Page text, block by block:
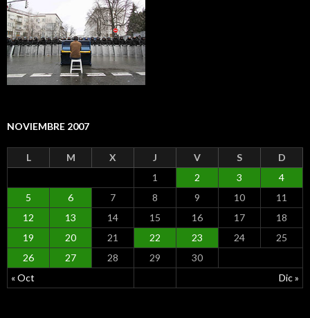
NOVIEMBRE 2007
L M X J V S D
« Oct Dic »
1 2 3
4
5
6 7 8 9 10
11
12
13 14 15 16 17
18
19
20 21 22 23 24
25
26
27 28 29 30